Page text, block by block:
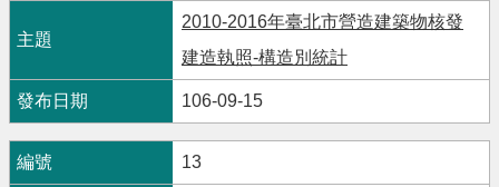
2010-2016年臺北市營造建築物核發
建造執照-構造別統計
106-09-15
13